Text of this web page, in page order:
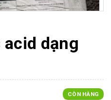
dạng
CÒN HÀNG